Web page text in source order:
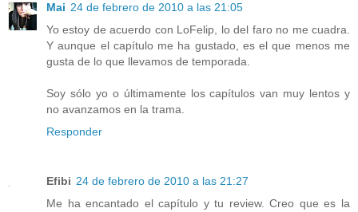
Mai 24 de febrero de 2010 a las 21:05
Yo estoy de acuerdo con LoFelip, lo del faro no me cuadra.
Y aunque el capítulo me ha gustado, es el que menos me
gusta de lo que llevamos de temporada.
Soy sólo yo o últimamente los capítulos van muy lentos y
no avanzamos en la trama.
Responder
Efibi 24 de febrero de 2010 a las 21:27
Me ha encantado el capítulo y tu review. Creo que es la